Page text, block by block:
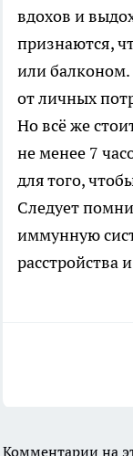
вдохов и
признаются,
или балконом.
от личных
Но всё же
не менее 7
для того,
Следует
иммунную
расстройства
Комментарии на